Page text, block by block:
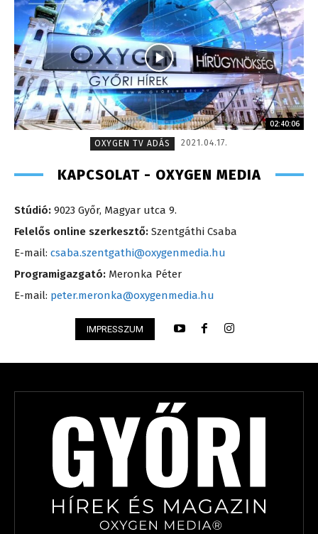
02:40:06
OXYGEN TV ADÁS
2021.04.17.
KAPCSOLAT - OXYGEN MEDIA
Stúdió: 9023 Győr, Magyar utca 9.
Felelős online szerkesztő: Szentgáthi Csaba
E-mail: csaba.szentgathi@oxygenmedia.hu
Programigazgató: Meronka Péter
E-mail: peter.meronka@oxygenmedia.hu
IMPRESSZUM